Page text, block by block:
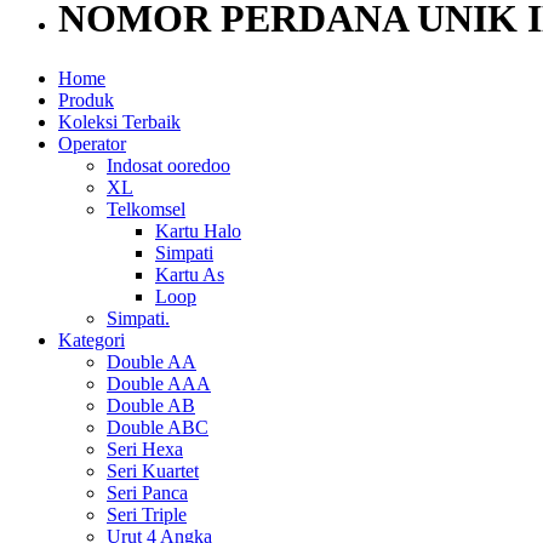
NOMOR PERDANA UNIK
Home
Produk
Koleksi Terbaik
Operator
Indosat ooredoo
XL
Telkomsel
Kartu Halo
Simpati
Kartu As
Loop
Simpati.
Kategori
Double AA
Double AAA
Double AB
Double ABC
Seri Hexa
Seri Kuartet
Seri Panca
Seri Triple
Urut 4 Angka